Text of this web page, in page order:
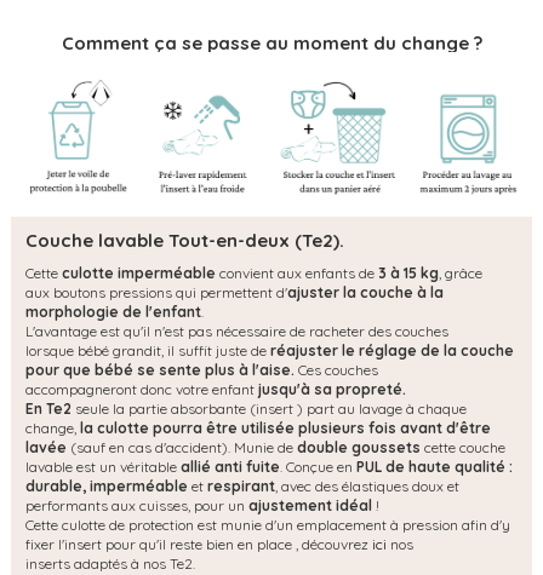
Comment ça se passe au moment du change ?
Couche lavable Tout-en-deux (Te2).
Cette culotte imperméable convient aux enfants de 3 à 15 kg, grâce
aux boutons pressions qui permettent d'ajuster la couche à la
morphologie de l'enfant.
L'avantage est qu'il n'est pas nécessaire de racheter des couches
lorsque bébé grandit, il suffit juste de réajuster le réglage de la couche
pour que bébé se sente plus à l'aise. Ces couches
accompagneront donc votre enfant jusqu'à sa propreté.
En Te2 seule la partie absorbante (insert ) part au lavage à chaque
change, la culotte pourra être utilisée plusieurs fois avant d'être
lavée (sauf en cas d'accident). Munie de double goussets cette couche
lavable est un véritable allié anti fuite. Conçue en PUL de haute qualité :
durable, imperméable et respirant, avec des élastiques doux et
performants aux cuisses, pour un ajustement idéal !
Cette culotte de protection est munie d'un emplacement à pression afin d'y
fixer l'insert pour qu'il reste bien en place , découvrez ici nos
inserts adaptés à nos Te2.